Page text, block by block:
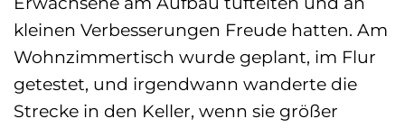
kleinen Verbesserungen Freude hatten. Am
Wohnzimmertisch wurde geplant, im Flur
getestet, und irgendwann wanderte die
Strecke in den Keller, wenn sie größer